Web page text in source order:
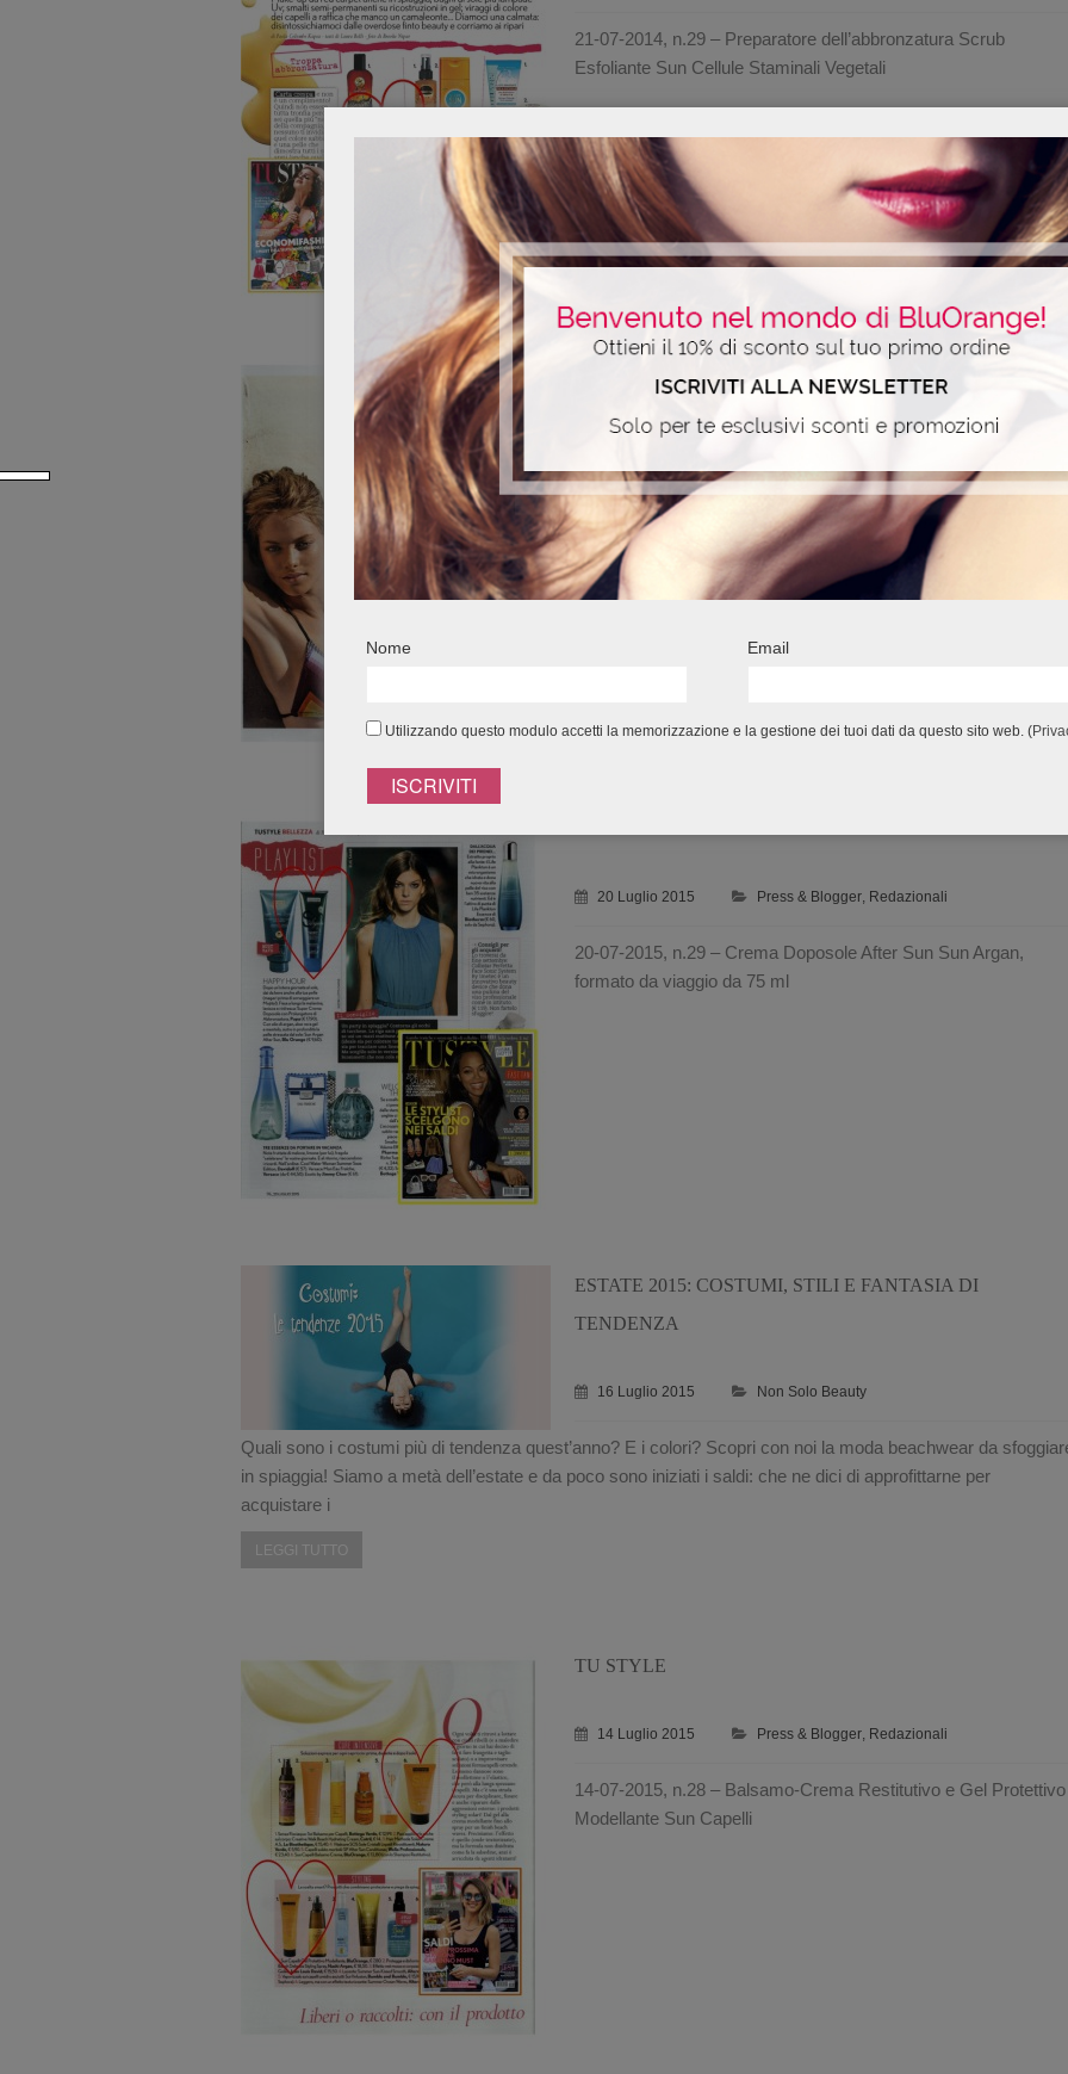
21-07-2014, n.29 – Preparatore dell’abbronzatura Scrub
Esfoliante Sun Cellule Staminali Vegetali
20 Luglio 2015 Redazionali
20-07-2015, n.29 – Latte Solare Idratante Protection SPF 15,
formato da viaggio
20 Luglio 2015 Press & Blogger, Redazionali
20-07-2015, n.29 – Crema Doposole After Sun Sun Argan,
formato da viaggio da 75 ml
ESTATE 2015: COSTUMI, STILI E FANTASIA DI
TENDENZA
16 Luglio 2015 Non Solo Beauty
Quali sono i costumi più di tendenza quest’anno? E i colori? Scopri con noi la moda beachwear da
in spiaggia! Siamo a metà dell’estate e da poco sono iniziati i saldi: che ne dici di approfittarne per
acquistare i
LEGGI TUTTO
TU STYLE
14 Luglio 2015 Press & Blogger, Redazionali
14-07-2015, n.28 – Balsamo-Crema Restitutivo e Gel Protettivo
Modellante Sun Capelli
Nome Email
Utilizzando questo modulo accetti la memorizzazione e la gestione dei tuoi dati da questo sito web. (